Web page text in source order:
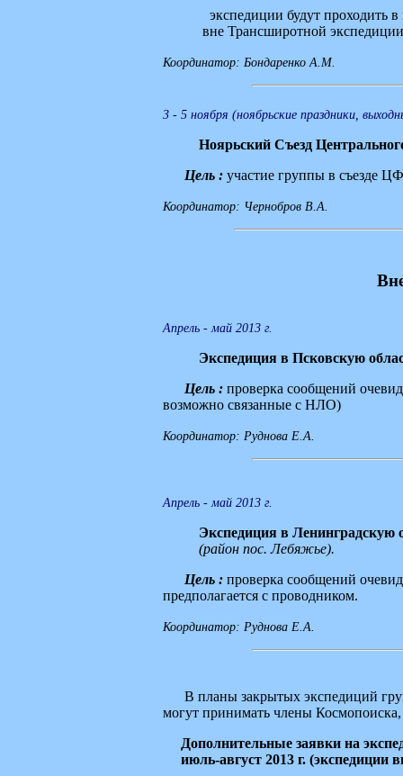
экспедиции будут проходить в
вне Трансширотной экспедиции
Координатор: Бондаренко А.М.
3 - 5 ноября (ноябрьские праздники,
Ноярьский Съезд
Цель : участие группы в съезде
Координатор: Чернобров В.А.
Апрель - май 2013 г.
Экспедиция в Псковскую
Цель : проверка сообщений
возможно связанные с НЛО)
Координатор: Руднова Е.А.
Апрель - май 2013 г.
Экспедиция в Ленинградскую
(район пос. Лебяжье).
Цель : проверка сообщений
предполагается с проводником.
Координатор: Руднова Е.А.
В планы закрытых экспедиций
могут принимать члены
Дополнительные заявки на
июль-август 2013 г. (экспедиции